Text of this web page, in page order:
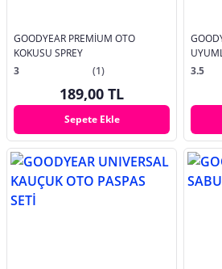
GOODYEAR PREMİUM OTO
KOKUSU SPREY
3
(1)
189,00 TL
Sepete Ekle
3.5